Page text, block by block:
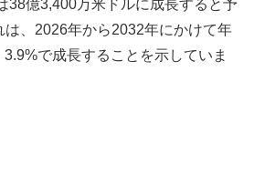
38億3,400万米ドルに成長すると予
、2026年から2032年にかけて年
で成長することを示していま